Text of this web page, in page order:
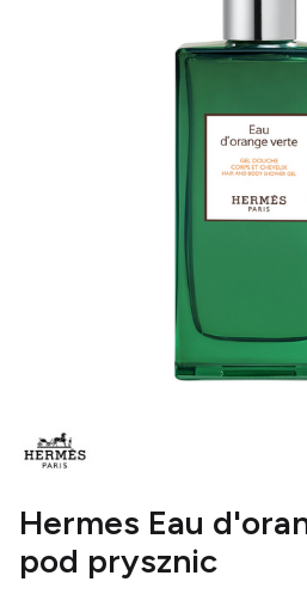
Hermes Eau
pod prysznic